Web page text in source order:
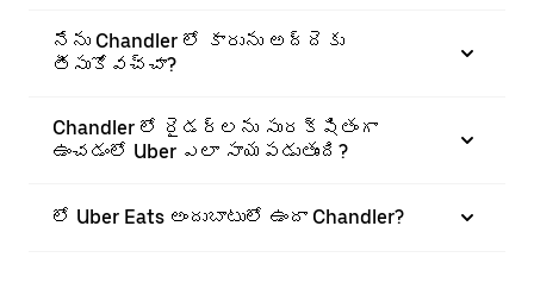
నేను Chandler లో కారును అద్దెకు
తీసుకోవచ్చా?
Chandler లో రైడర్‌లను సురక్షితంగా
ఉంచడంలో Uber ఎలా సాయపడుతుంది?
లో Uber Eats అందుబాటులో ఉందా Chandler?